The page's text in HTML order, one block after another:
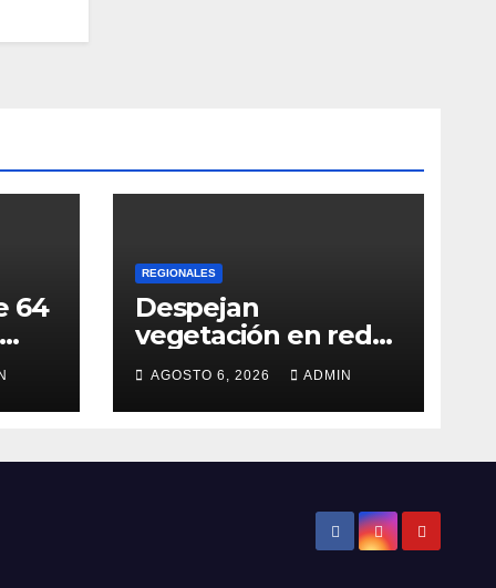
64
REGIONALES
Despejan
vegetación en redes
de distribución
eléctrica
AGOSTO 6, 2026 ADMIN